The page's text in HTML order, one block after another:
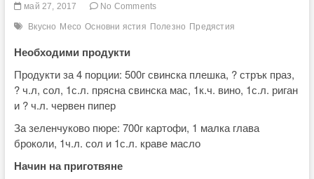
май 27, 2017 No Comments
Вкусно Месо Основни ястия Полезно Предястия
Необходими продукти
Продукти за 4 порции: 500г свинска плешка, ? стрък праз,
? ч.л, сол, 1с.л. прясна свинска мас, 1к.ч. вино, 1с.л. риган
и ? ч.л. червен пипер
За зеленчуково пюре: 700г картофи, 1 малка глава
броколи, 1ч.л. сол и 1с.л. краве масло
Начин на приготвяне